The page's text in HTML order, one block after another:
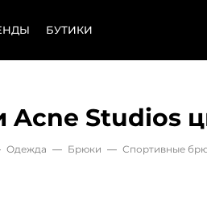
БУТИКИ
Studios
Одежда — Брюки — Спортивные